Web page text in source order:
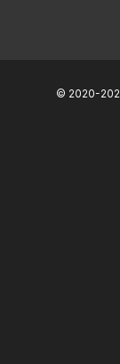
© 2020-